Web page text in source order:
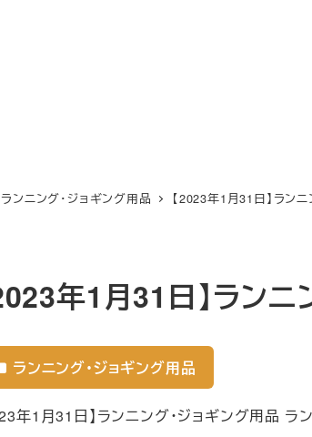
ランニング・ジョギング用品 【2023年1月31日】ラン
年1月31日】ラン
ランニング・ジョギング用品
年1月31日】ランニング・ジョギング用品 ラ